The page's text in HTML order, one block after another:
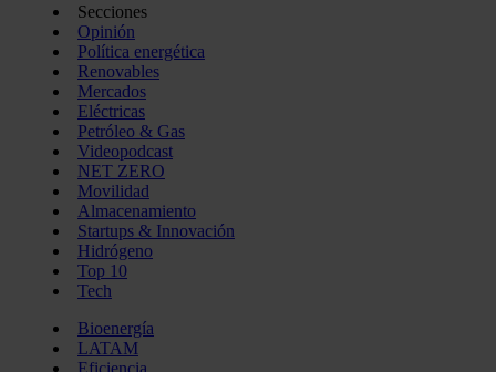
Secciones
Opinión
Política energética
Renovables
Mercados
Eléctricas
Petróleo & Gas
Videopodcast
NET ZERO
Movilidad
Almacenamiento
Startups & Innovación
Hidrógeno
Top 10
Tech
Bioenergía
LATAM
Eficiencia